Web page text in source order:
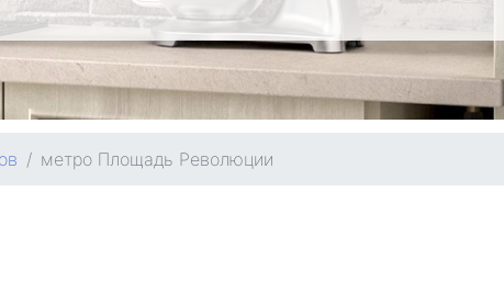
метро Площадь Революции